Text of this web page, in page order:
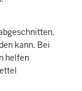
kann. Bei
helfen